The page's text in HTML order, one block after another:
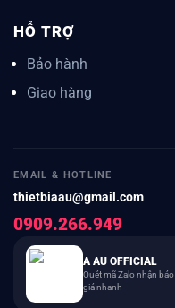
HỖ TRỢ
Bảo hành
Giao hàng
EMAIL & HOTLINE
thietbiaau@gmail.com
0909.266.949
A AU OFFICIAL
Quét mã Zalo nhận báo
giá nhanh